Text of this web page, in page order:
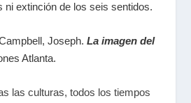
ni extinción de los seis sentidos.
Joseph. La imagen del
Atlanta.
las culturas, todos los tiempos